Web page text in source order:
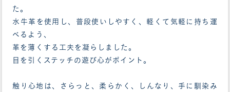
た。
水牛革を使用し、普段使いしやすく、軽くて気軽に持ち運
べるよう、
革を薄くする工夫を凝らしました。
目を引くステッチの遊び心がポイント。
触り心地は、さらっと、柔らかく、しんなり、手に馴染み